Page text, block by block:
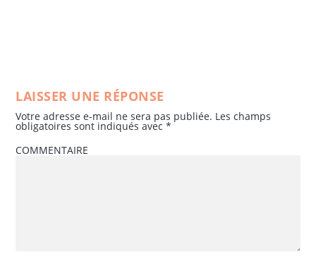
LAISSER UNE RÉPONSE
Votre adresse e-mail ne sera pas publiée. Les champs
obligatoires sont indiqués avec*
COMMENTAIRE